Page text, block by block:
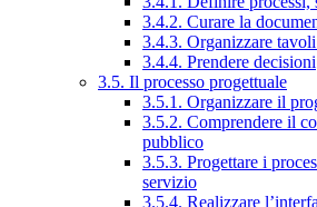
3.4.2. Curare la
3.4.3. Organizzare
3.4.4. Prendere decisioni
3.5. Il processo progettuale
3.5.1. Organizzare il
3.5.2. Comprendere il
pubblico
3.5.3. Progettare i
servizio
3.5.4. Realizzare